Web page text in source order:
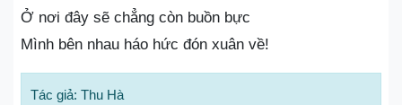
Ở nơi đây sẽ chẳng còn buồn bực
Mình bên nhau háo hức đón xuân về!
Tác giả: Thu Hà